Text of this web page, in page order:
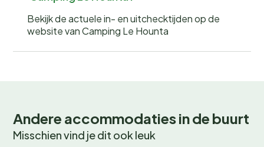
Bekijk de actuele in- en uitchecktijden op de
website van Camping Le Hounta
Andere accommodaties in de buurt
Misschien vind je dit ook leuk